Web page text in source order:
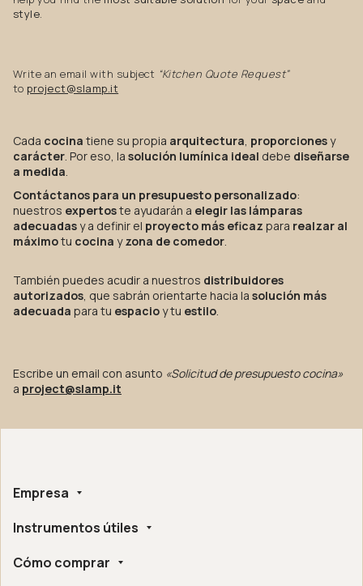
style.
Write an email with subject “Kitchen Quote Request”
toproject@slamp.it
Cada cocina tiene su propia arquitectura, proporciones y
carácter. Por eso, la solución lumínica ideal debe diseñarse
a medida.
Contáctanos para un presupuesto personalizado:
nuestros expertoste ayudarán a elegir las lámparas
adecuadas y a definir el proyecto más eficaz para realzar al
máximotu cocina yzona de comedor.
También puedes acudir a nuestros distribuidores
autorizados, que sabrán orientarte hacia la solución más
adecuada para tu espacio y tu estilo.
Escribe un email con asunto «Solicitud de presupuesto cocina»
a project@slamp.it
Empresa
Sobre nosotros
Certificaciones Éticas y Ambientales
Instrumentos útiles
Whistleblowing
Cómo comprar